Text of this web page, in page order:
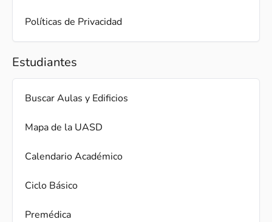
Políticas de Privacidad
Estudiantes
Buscar Aulas y Edificios
Mapa de la UASD
Calendario Académico
Ciclo Básico
Premédica